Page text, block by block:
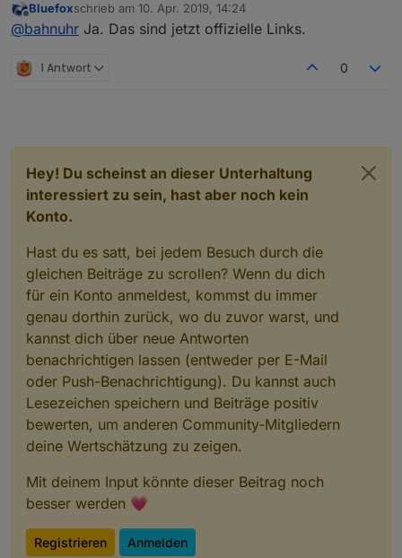
kann ich den nun drin lassen.
Offline
Bluefoxschrieb am 10. Apr. 2019, 14:24
zuletzt editiert von
@bahnuhr Ja. Das sind jetzt offizielle Links.
1 Antwort 0
Hey! Du scheinst an dieser Unterhaltung
interessiert zu sein, hast aber noch kein
Konto.
Hast du es satt, bei jedem Besuch durch die
gleichen Beiträge zu scrollen? Wenn du dich
für ein Konto anmeldest, kommst du immer
genau dorthin zurück, wo du zuvor warst, und
kannst dich über neue Antworten
benachrichtigen lassen (entweder per E-Mail
oder Push-Benachrichtigung). Du kannst auch
Lesezeichen speichern und Beiträge positiv
bewerten, um anderen Community-Mitgliedern
deine Wertschätzung zu zeigen.
Mit deinem Input könnte dieser Beitrag noch
besser werden 💗
Registrieren Anmelden